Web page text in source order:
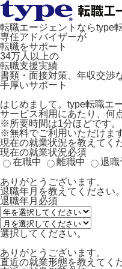
転職エージェントならtype
専任アドバイザーが
転職をサポート
34万人以上の
転職支援実績
書類・面接対策、年収交渉
手厚いサポート
はじめまして。type転職エ
サービス利用にあたり、何
※所要時間は1分ほどです。
※無料でご利用いただけます
現在の就業状況を教えてく
現在の就業状況必須
在職中
離職中 退職
ありがとうございます。
退職年月を教えてください。
退職年月 必須
選択してください。
ありがとうございます。
直近の就業形態を教えてく